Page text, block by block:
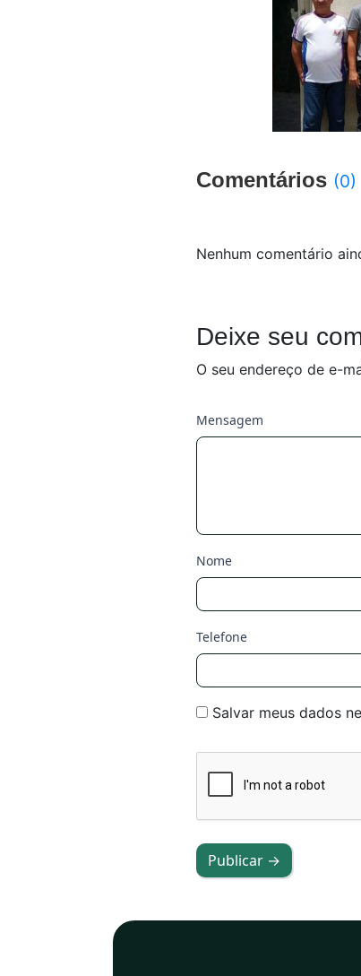
Comentários (0)
Nenhum comentário
Deixe seu
O seu endereço de e-
Mensagem
Nome
Telefone
Salvar meus dados
Publicar →